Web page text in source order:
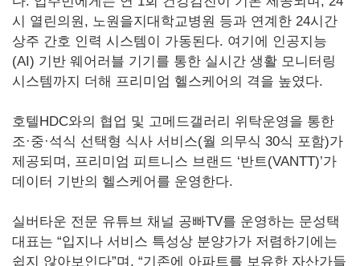
시 열린의원, 노원을지대학교병원 등과 연계한 24시간
상주 간호 인력 시스템이 가동된다. 여기에 인공지능
(AI) 기반 웨어러블 기기를 통한 실시간 생활 모니터링
시스템까지 더해 프리미엄 헬스케어의 격을 높였다.
호텔HDC와의 협업 및 고메드갤러리 위탁운영을 통한
조·중·석식 선택형 식사 서비스(월 의무식 30식 포함)가
제공되며, 프리미엄 피트니스 브랜드 ‘반트(VANTT)’가
데이터 기반의 헬스케어를 운영한다.
실버타운 전문 유튜브 채널 공빠TV를 운영하는 문성택
대표는 “입지나 서비스 특성상 분양가가 저렴하기에는
쉽지 않아보인다”며, “기존에 아파트를 보유한 자산가들